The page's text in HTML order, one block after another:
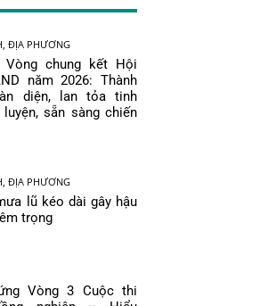
ĐỊA PHƯƠNG
Vòng chung kết Hội
năm 2026: Thành
diện, lan tỏa tinh
sẵn sàng chiến
ĐỊA PHƯƠNG
lũ kéo dài gây hậu
trọng
Vòng 3 Cuộc thi